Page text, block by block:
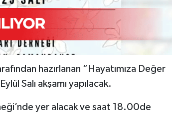
hazırlanan “Hayatımıza Değer
Salı akşamı yapılacak.
yer alacak ve saat 18.00de